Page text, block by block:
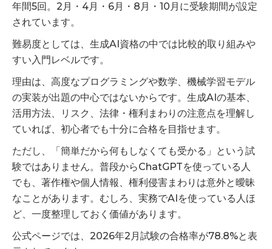
年間5回。2月・4月・6月・8月・10月に受験期間が設定
されています。
難易度としては、生成AI資格の中では比較的取り組みや
すい入門レベルです。
理由は、高度なプログラミングや数学、機械学習モデル
の実装が出題の中心ではないからです。生成AIの基本、
活用方法、リスク、法律・権利まわりの注意点を理解し
ていれば、初心者でも十分に合格を目指せます。
ただし、「簡単だから何もしなくても受かる」という試
験ではありません。普段からChatGPTを使っている人
でも、著作権や個人情報、権利侵害まわりは意外と曖昧
なことがあります。むしろ、実務でAIを使っている人ほ
ど、一度整理しておく価値があります。
公式ページでは、2026年2月試験の合格率が78.8%と表